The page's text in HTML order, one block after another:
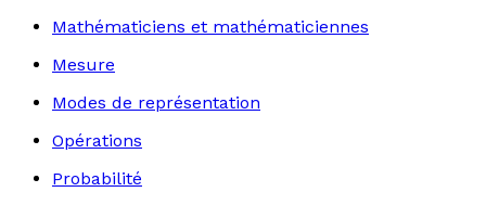
Mathématiciens et mathématiciennes
Mesure
Modes de représentation
Opérations
Probabilité